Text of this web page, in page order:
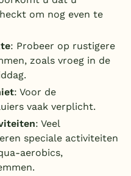
om nog even te
: Probeer op rustigere
zoals vroeg in de
: Voor de
vaak verplicht.
: Veel
speciale activiteiten
aerobics,